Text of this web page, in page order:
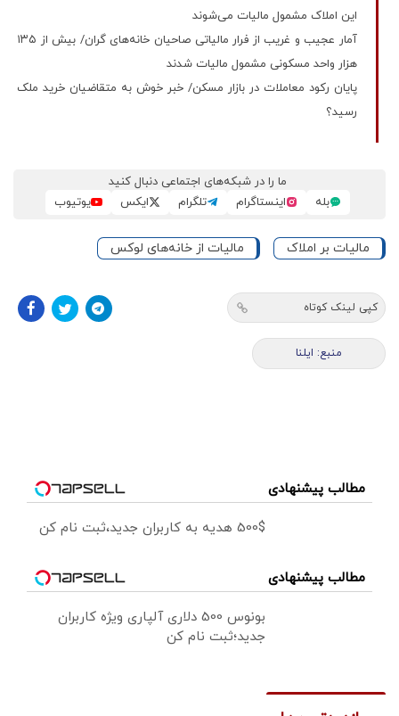
این املاک مشمول مالیات می‌شوند
آمار عجیب و غریب از فرار مالیاتی صاحیان خانه‌های گران/ بیش از ۱۳۵
هزار واحد مسکونی مشمول مالیات شدند
پایان رکود معاملات در بازار مسکن/ خبر خوش به متقاضیان خرید ملک
رسید؟
ما را در شبکه‌های اجتماعی دنبال کنید
بله
اینستاگرام تلگرام ایکس یوتیوب
مالیات بر املاک مالیات از خانه‌های لوکس
کپی لینک کوتاه
منبع: ایلنا
مطالب پیشنهادی
500$ هدیه به کاربران جدید،ثبت نام کن
مطالب پیشنهادی
بونوس 500 دلاری آلپاری ویژه کاربران
جدید؛ثبت نام کن